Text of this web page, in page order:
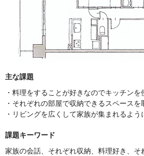
主な課題
・料理をすることが好きなのでキッチン
・それぞれの部屋で収納できるスペースを
・リビングを広くして家族が集まれるよう
課題キーワード
家族の会話、それぞれ収納、料理好き、そ